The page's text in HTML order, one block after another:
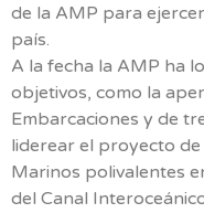
de la AMP para
país.
A la fecha la AMP ha
objetivos, como la
Embarcaciones y de
liderear el proyecto de
Marinos polivalentes
del Canal